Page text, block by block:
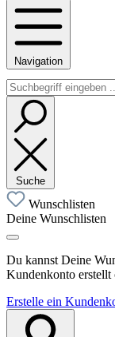
Navigation
Suche
Wunschlisten
Deine Wunschlisten
Du kannst Deine
Kundenkonto erstellt
Erstelle ein